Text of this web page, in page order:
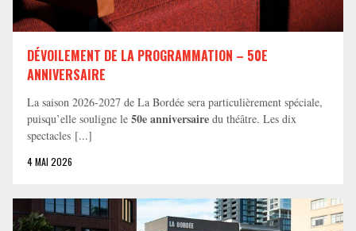
DÉVOILEMENT DE LA PROGRAMMATION – 50E
ANNIVERSAIRE
La saison 2026-2027 de La Bordée sera particulièrement spéciale,
puisqu’elle souligne le 50e anniversaire du théâtre. Les dix
spectacles [...]
4 MAI 2026